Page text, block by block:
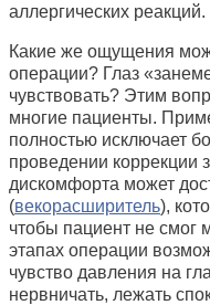
аллергических реакций.
Какие же ощущения
операции? Глаз
чувствовать? Этим
многие пациенты.
полностью исключает
проведении
дискомфорта может
(векорасширитель),
чтобы пациент не смог
этапах операции
чувство давления на
нервничать, лежать